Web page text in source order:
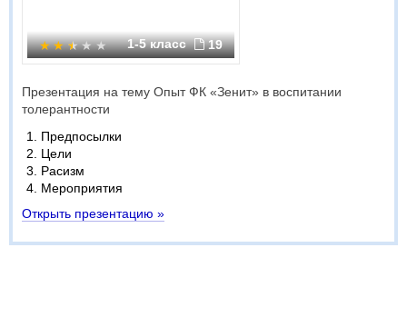
1-5 класс 19
Презентация на тему Опыт ФК «Зенит» в воспитании
толерантности
Предпосылки
Цели
Расизм
Мероприятия
Открыть презентацию »